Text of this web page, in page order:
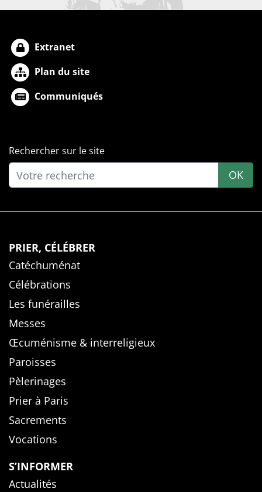
Extranet
Plan du site
Communiqués
Rechercher sur le site
OK
PRIER, CÉLÉBRER
Catéchuménat
Célébrations
Les funérailles
Messes
Œcuménisme & interreligieux
Paroisses
Pèlerinages
Prier à Paris
Sacrements
Vocations
S’INFORMER
Actualités